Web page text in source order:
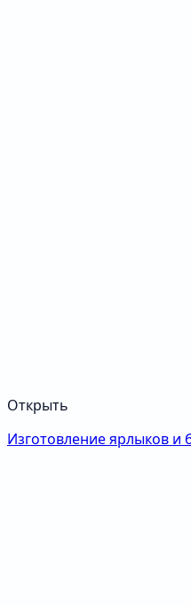
Открыть
Изготовление ярлыков и